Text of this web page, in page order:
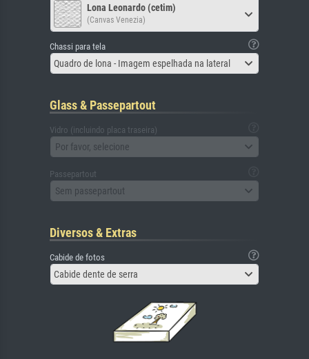
Lona Leonardo (cetim)
(Canvas Venezia)
Chassi para tela
Quadro de lona - Imagem espelhada na lateral
Glass & Passepartout
Vidro (incluindo placa traseira)
Por favor, selecione
Passepartout
Sem passepartout
Diversos & Extras
Cabide de fotos
Cabide dente de serra